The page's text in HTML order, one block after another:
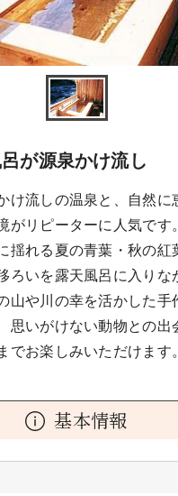
が源泉かけ流し
け流しの温泉と、自然に
がリピーターに人気です
揺れる夏の青葉・秋の紅
ろいを露天風呂に入りな
山や川の幸を活かした手
思いがけない動物との出
でお楽しみいただけます。
基本情報